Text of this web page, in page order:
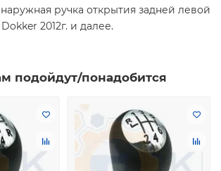
ручка открытия задней левой
2012г. и далее.
подойдут/понадобится